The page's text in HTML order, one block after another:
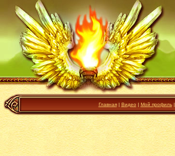
Главная| Видео| Мой профиль|